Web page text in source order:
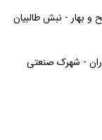
و بهار - نبش طالبیان
- شهرک صنعتی